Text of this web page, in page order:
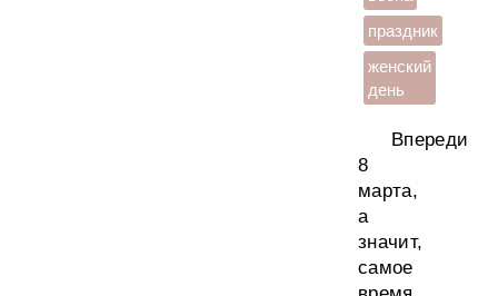
праздник
женский
день
Впереди
8
марта,
а
значит,
самое